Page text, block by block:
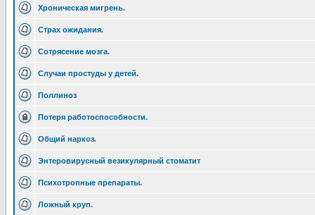
Хроническая мигрень.
Страх ожидания.
Сотрясение мозга.
Случаи простуды у детей.
Поллиноз
Потеря работоспособности.
Общий наркоз.
Энтеровирусный везикулярный стоматит
Психотропные препараты.
Ложный круп.